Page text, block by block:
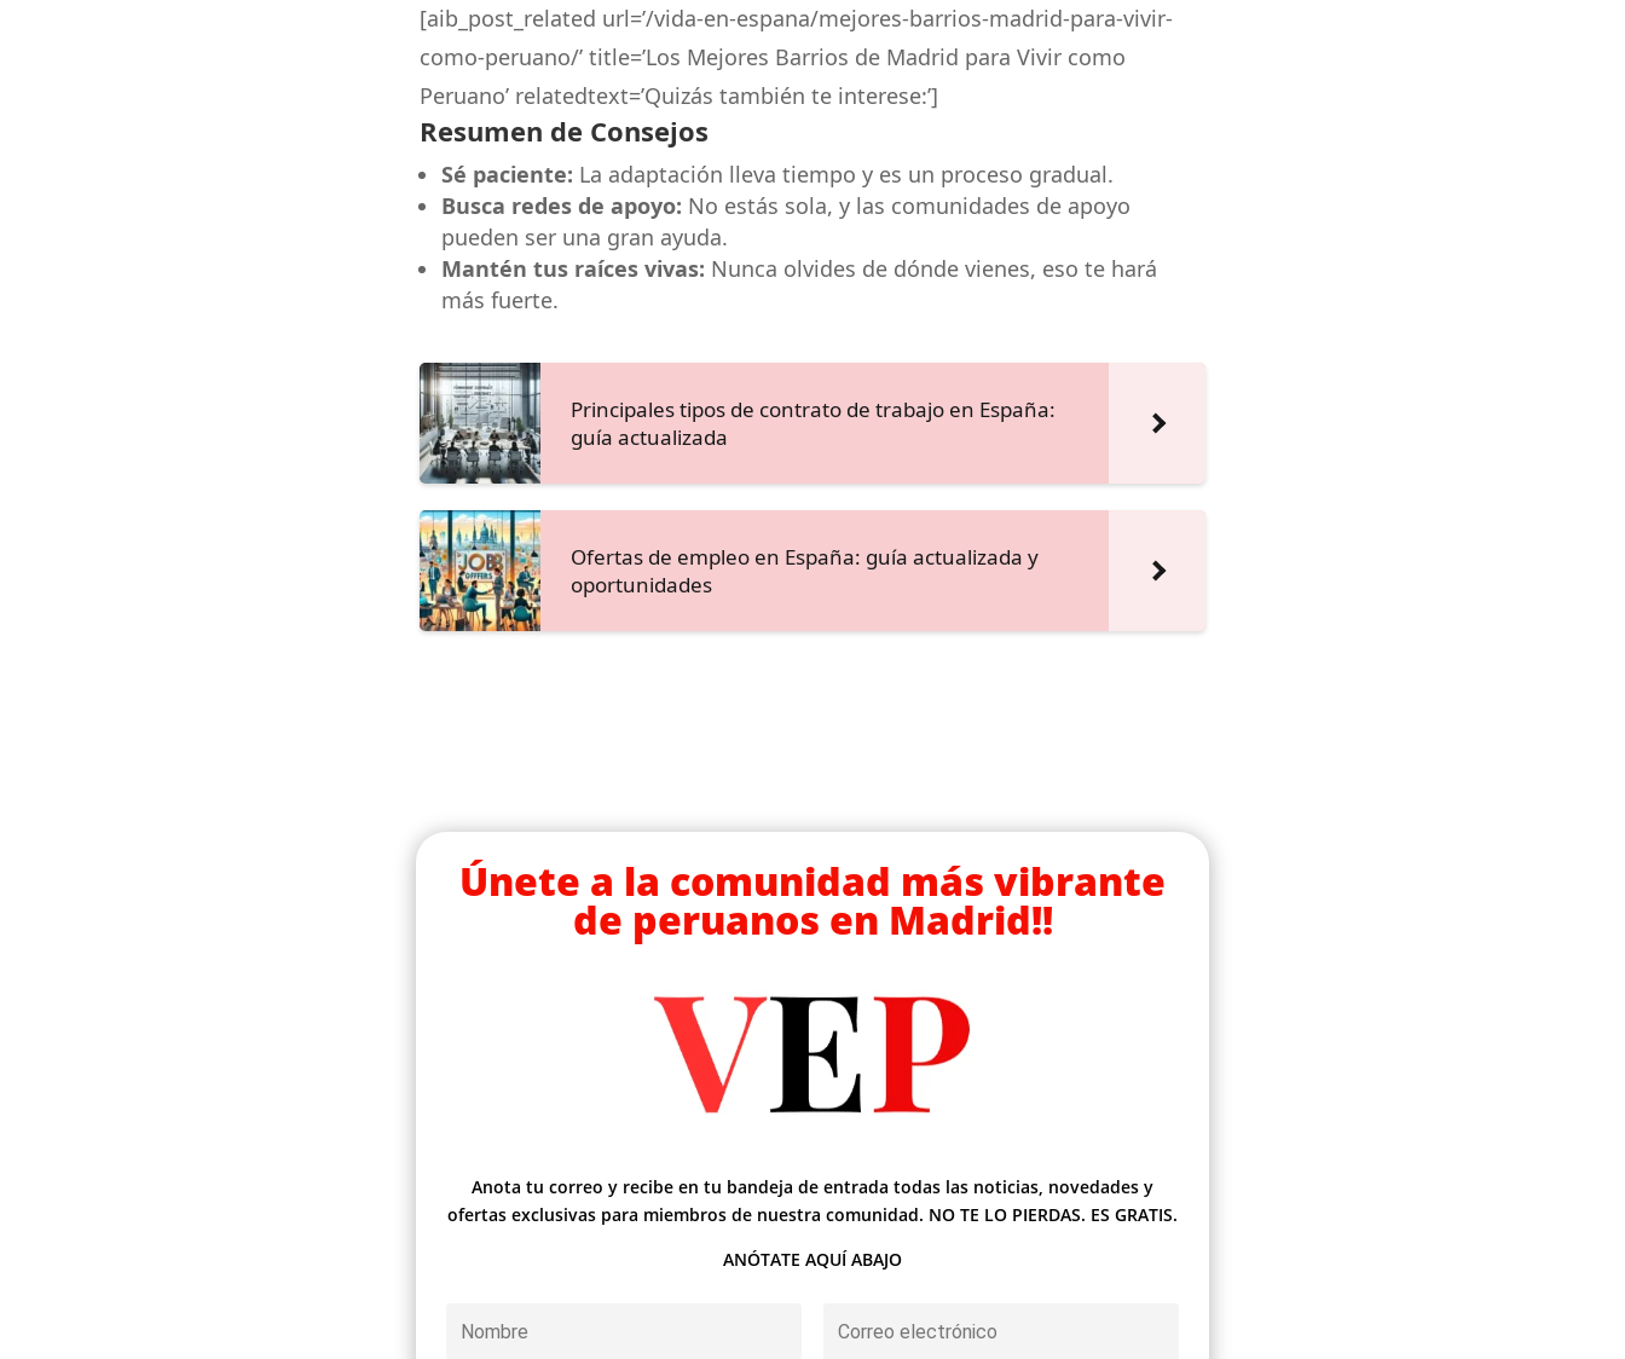
[aib_post_related url=’/vida-en-espana/mejores-barrios-madrid-para-vivir-
como-peruano/’ title=’Los Mejores Barrios de Madrid para Vivir como
Peruano’ relatedtext=’Quizás también te interese:’]
Resumen de Consejos
Sé paciente: La adaptación lleva tiempo y es un proceso gradual.
Busca redes de apoyo: No estás sola, y las comunidades de apoyo
pueden ser una gran ayuda.
Mantén tus raíces vivas: Nunca olvides de dónde vienes, eso te hará
más fuerte.
Principales tipos de contrato de trabajo en España:
guía actualizada
Ofertas de empleo en España: guía actualizada y
oportunidades
Únete a la comunidad más vibrante
de peruanos en Madrid!!
Anota tu correo y recibe en tu bandeja de entrada todas las noticias, novedades y
ofertas exclusivas para miembros de nuestra comunidad. NO TE LO PIERDAS. ES GRATIS.
ANÓTATE AQUÍ ABAJO